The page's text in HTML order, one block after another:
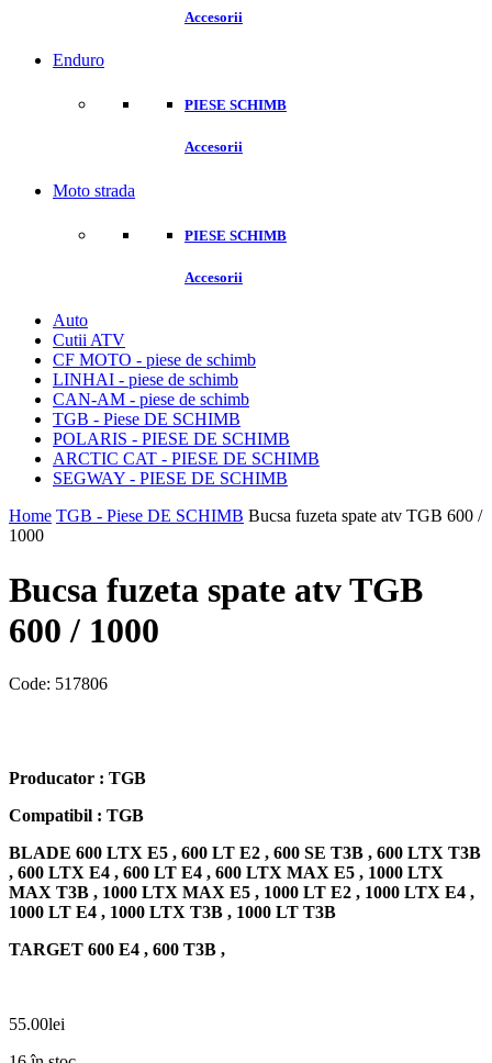
Accesorii
Enduro
PIESE SCHIMB
Accesorii
Moto strada
PIESE SCHIMB
Accesorii
Auto
Cutii ATV
CF MOTO - piese de schimb
LINHAI - piese de schimb
CAN-AM - piese de schimb
TGB - Piese DE SCHIMB
POLARIS - PIESE DE SCHIMB
ARCTIC CAT - PIESE DE SCHIMB
SEGWAY - PIESE DE SCHIMB
Home TGB - Piese DE SCHIMB Bucsa fuzeta spate atv TGB 600 /
1000
Bucsa fuzeta spate atv TGB
600 / 1000
Code: 517806
Producator : TGB
Compatibil : TGB
BLADE 600 LTX E5 , 600 LT E2 , 600 SE T3B , 600 LTX T3B
, 600 LTX E4 , 600 LT E4 , 600 LTX MAX E5 , 1000 LTX
MAX T3B , 1000 LTX MAX E5 , 1000 LT E2 , 1000 LTX E4 ,
1000 LT E4 , 1000 LTX T3B , 1000 LT T3B
TARGET 600 E4 , 600 T3B ,
55.00lei